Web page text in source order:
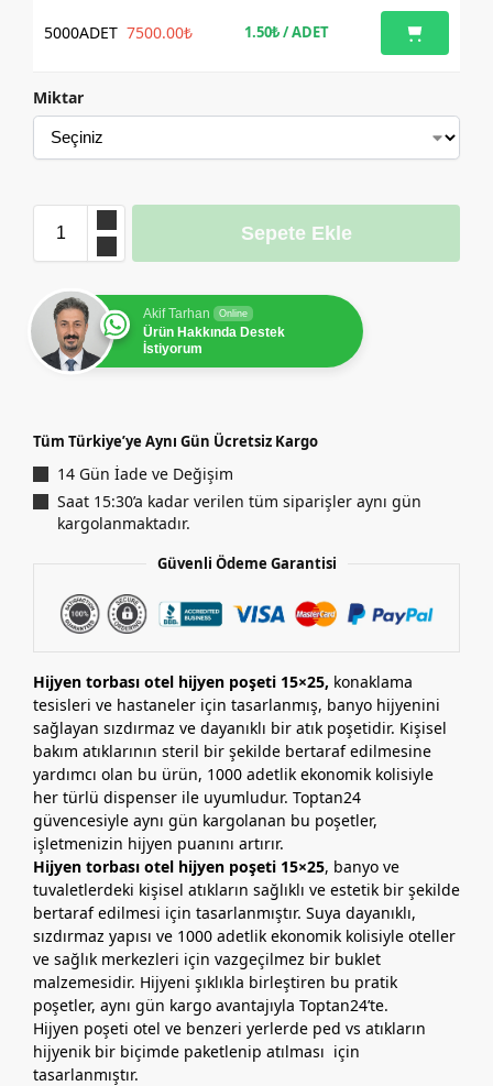
5000ADET 7500.00₺ 1.50₺/ ADET
Miktar
Sepete Ekle
Akif Tarhan Online
Ürün Hakkında Destek
İstiyorum
Tüm Türkiye’ye Aynı Gün Ücretsiz Kargo
14 Gün İade ve Değişim
Saat 15:30’a kadar verilen tüm siparişler aynı gün
kargolanmaktadır.
Güvenli Ödeme Garantisi
Hijyen torbası otel hijyen poşeti 15×25, konaklama
tesisleri ve hastaneler için tasarlanmış, banyo hijyenini
sağlayan sızdırmaz ve dayanıklı bir atık poşetidir. Kişisel
bakım atıklarının steril bir şekilde bertaraf edilmesine
yardımcı olan bu ürün, 1000 adetlik ekonomik kolisiyle
her türlü dispenser ile uyumludur. Toptan24
güvencesiyle aynı gün kargolanan bu poşetler,
işletmenizin hijyen puanını artırır.
Hijyen torbası otel hijyen poşeti 15×25, banyo ve
tuvaletlerdeki kişisel atıkların sağlıklı ve estetik bir şekilde
bertaraf edilmesi için tasarlanmıştır. Suya dayanıklı,
sızdırmaz yapısı ve 1000 adetlik ekonomik kolisiyle oteller
ve sağlık merkezleri için vazgeçilmez bir buklet
malzemesidir. Hijyeni şıklıkla birleştiren bu pratik
poşetler, aynı gün kargo avantajıyla Toptan24’te.
Hijyen poşeti otel ve benzeri yerlerde ped vs atıkların
hijyenik bir biçimde paketlenip atılması için
tasarlanmıştır.